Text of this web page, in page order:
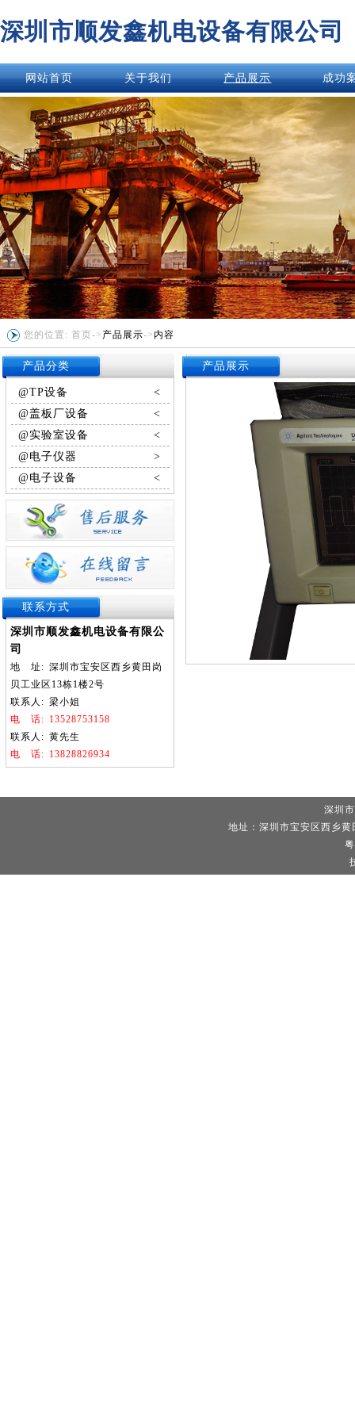
深圳市顺发鑫机电设备有限公司
网站首页 关于我们 产品展示 成功
您的位置: 首页-> 产品展示-> 内容
产品分类
@TP设备
<
@盖板厂设备
<
@实验室设备
<
@电子仪器
>
@电子设备
<
联系方式
深圳市顺发鑫机电设备有限公
司
地 址: 深圳市宝安区西乡黄田岗
贝工业区13栋1楼2号
联系人: 梁小姐
电
话: 13528753158
联系人: 黄先生
电
话: 13828826934
产品展示
深圳
地址：深圳市宝安区西乡